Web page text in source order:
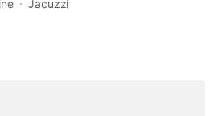
in a historic building in Castans, 44
Centre.
Jacuzzi